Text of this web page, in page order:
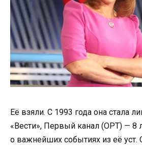
Её взяли. С 1993 года она стала
«Вести», Первый канал (ОРТ) — 8
о важнейших событиях из её уст.